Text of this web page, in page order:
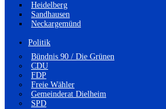
Heidelberg
Sandhausen
Neckargemünd
Politik
Bündnis 90 / Die Grünen
CDU
FDP
Freie Wähler
Gemeinderat Dielheim
SPD